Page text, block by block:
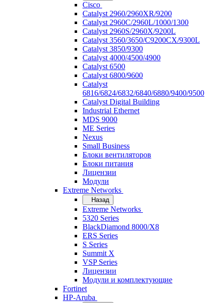
Cisco
Catalyst 2960/2960XR/9200
Catalyst 2960C/2960L/1000/1300
Catalyst 2960S/2960X/9200L
Catalyst 3560/3650/C9200CX/9300L
Catalyst 3850/9300
Catalyst 4000/4500/4900
Catalyst 6500
Catalyst 6800/9600
Catalyst
6816/6824/6832/6840/6880/9400/9500
Catalyst Digital Building
Industrial Ethernet
MDS 9000
ME Series
Nexus
Small Business
Блоки вентиляторов
Блоки питания
Лицензии
Модули
Extreme Networks
Назад
Extreme Networks
5320 Series
BlackDiamond 8000/X8
ERS Series
S Series
Summit X
VSP Series
Лицензии
Модули и комплектующие
Fortinet
HP-Aruba